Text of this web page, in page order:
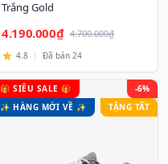
Trắng Gold
4.190.000₫ 4.700.000₫
4.8 | Đã bán 24
🎁 SIÊU SALE 🎁
✨ HÀNG MỚI VỀ ✨
-6%
TẶNG TẤT